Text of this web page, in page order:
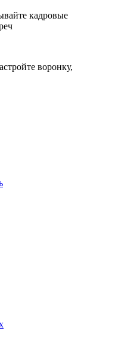
кадровые
воронку,